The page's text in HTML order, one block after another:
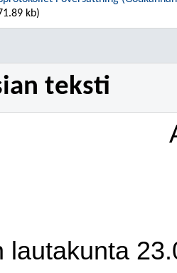
kb)
teksti
lautakunta